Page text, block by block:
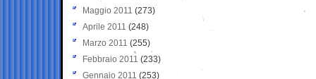
Maggio 2011 (273)
Aprile 2011 (248)
Marzo 2011 (255)
Febbraio 2011 (233)
Gennaio 2011 (253)